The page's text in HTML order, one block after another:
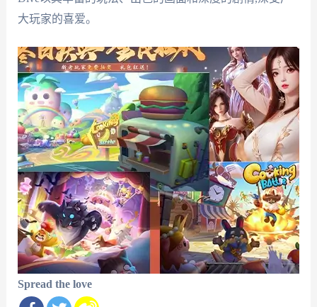
大玩家的喜爱。
Spread the love